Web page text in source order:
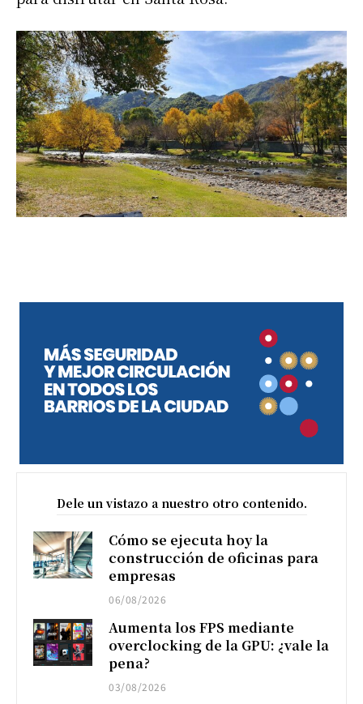
Dele un vistazo a nuestro otro contenido.
Cómo se ejecuta hoy la
construcción de oficinas para
empresas
06/08/2026
Aumenta los FPS mediante
overclocking de la GPU: ¿vale la
pena?
03/08/2026